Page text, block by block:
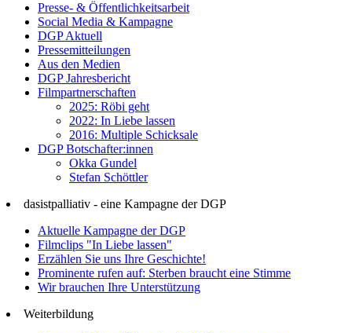
Presse- & Öffentlichkeitsarbeit
Social Media & Kampagne
DGP Aktuell
Pressemitteilungen
Aus den Medien
DGP Jahresbericht
Filmpartnerschaften
2025: Röbi geht
2022: In Liebe lassen
2016: Multiple Schicksale
DGP Botschafter:innen
Okka Gundel
Stefan Schöttler
dasistpalliativ - eine Kampagne der DGP
Aktuelle Kampagne der DGP
Filmclips "In Liebe lassen"
Erzählen Sie uns Ihre Geschichte!
Prominente rufen auf: Sterben braucht eine Stimme
Wir brauchen Ihre Unterstützung
Weiterbildung